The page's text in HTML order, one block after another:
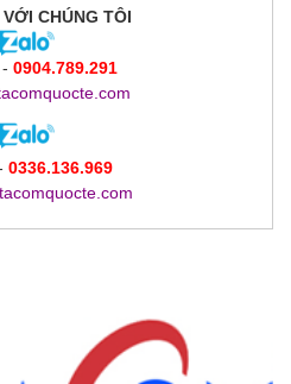
VỚI CHÚNG TÔI
- 0904.789.291
0336.136.969